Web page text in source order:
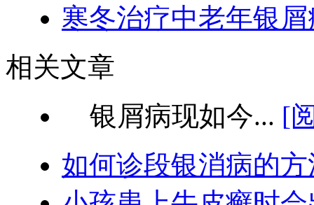
寒冬治疗中老年银
相关文章
银屑病现如今... [
如何诊段银消病的